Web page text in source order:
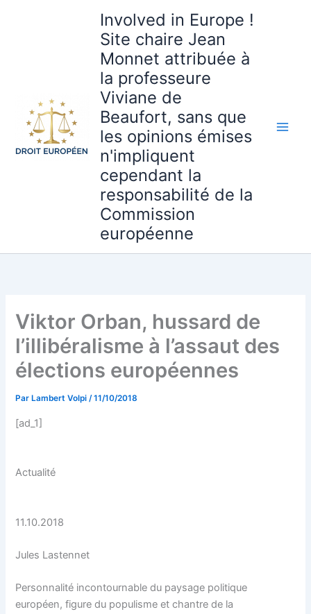
Involved in Europe !
Site chaire Jean
Monnet attribuée à
la professeure
Viviane de
Beaufort, sans que
les opinions émises
n'impliquent
cependant la
responsabilité de la
Commission
européenne
Viktor Orban, hussard de
l’illibéralisme à l’assaut des
élections européennes
Par Lambert Volpi/11/10/2018
[ad_1]
Actualité
11.10.2018
Jules Lastennet
Personnalité incontournable du paysage politique
européen, figure du populisme et chantre de la